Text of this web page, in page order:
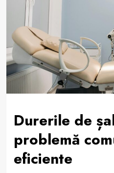
Durerile de
problemă
eficiente